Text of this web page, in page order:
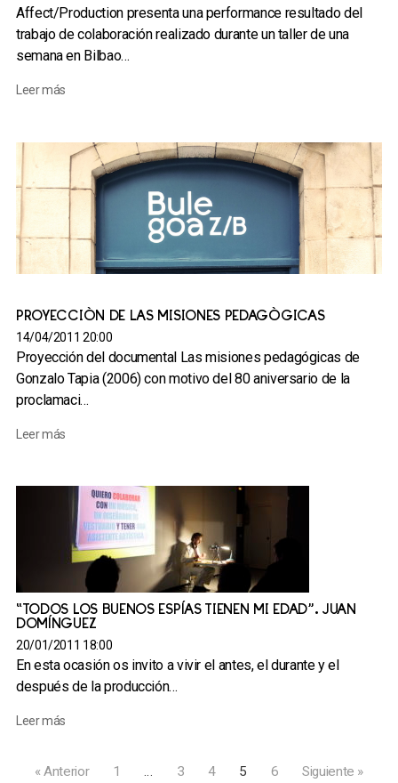
Affect/Production presenta una performance resultado del
trabajo de colaboración realizado durante un taller de una
semana en Bilbao…
Leer más
PROYECCIÓN DE LAS MISIONES PEDAGÓGICAS
14/04/2011 20:00
Proyección del documental Las misiones pedagógicas de
Gonzalo Tapia (2006) con motivo del 80 aniversario de la
proclamaci…
Leer más
“TODOS LOS BUENOS ESPÍAS TIENEN MI EDAD”. JUAN
DOMÍNGUEZ
20/01/2011 18:00
En esta ocasión os invito a vivir el antes, el durante y el
después de la producción…
Leer más
« Anterior 1 … 3 4 5 6 Siguiente »